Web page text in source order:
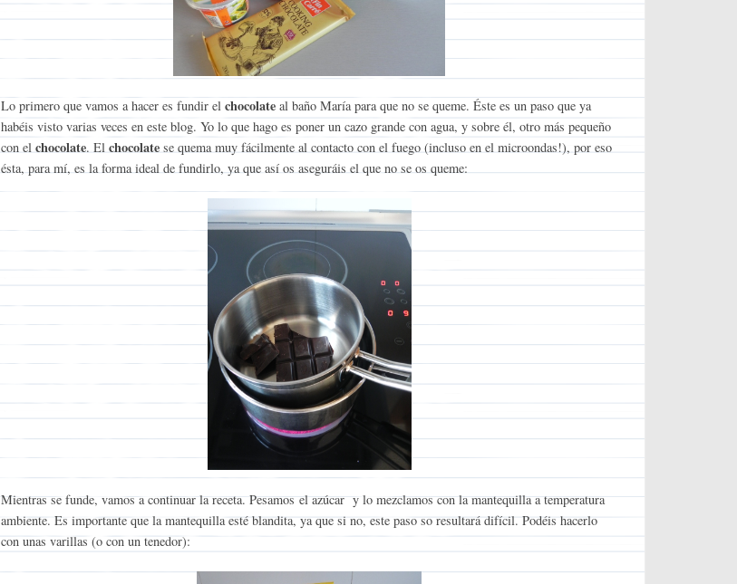
Lo primero que vamos a hacer es fundir el chocolate al baño María para que no se queme. Éste es un paso que ya
habéis visto varias veces en este blog. Yo lo que hago es poner un cazo grande con agua, y sobre él, otro más pequeño
con el chocolate. El chocolate se quema muy fácilmente al contacto con el fuego (incluso en el microondas!), por eso
ésta, para mí, es la forma ideal de fundirlo, ya que así os aseguráis el que no se os queme:
Mientras se funde, vamos a continuar la receta. Pesamos el azúcar y lo mezclamos con la mantequilla a temperatura
ambiente. Es importante que la mantequilla esté blandita, ya que si no, este paso so resultará difícil. Podéis hacerlo
con unas varillas (o con un tenedor):